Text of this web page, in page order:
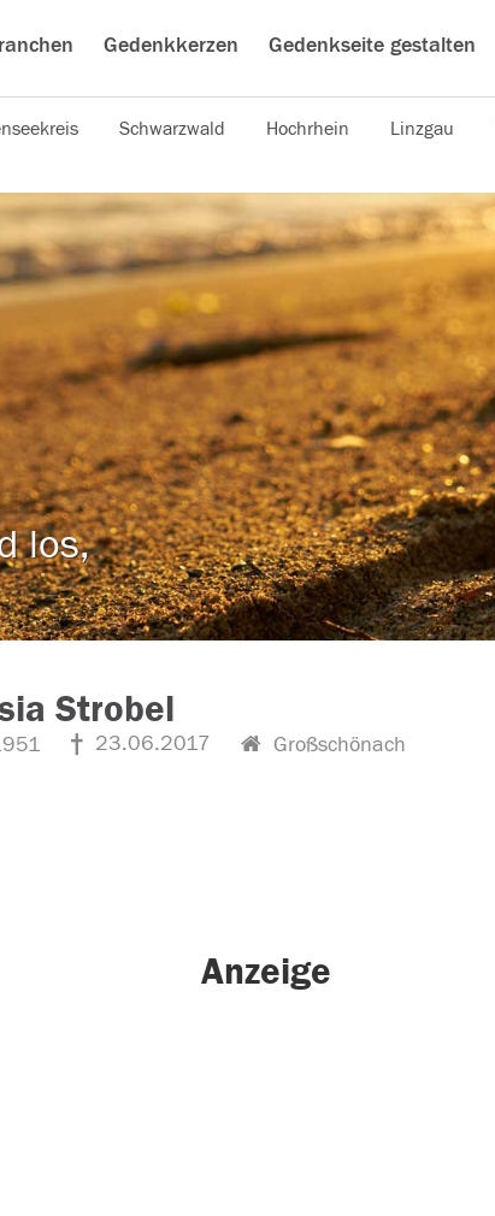
Gedenkkerzen Gedenkseite gestalten
Schwarzwald Hochrhein Linzgau
los,
Strobel
23.06.2017 Großschönach
Anzeige